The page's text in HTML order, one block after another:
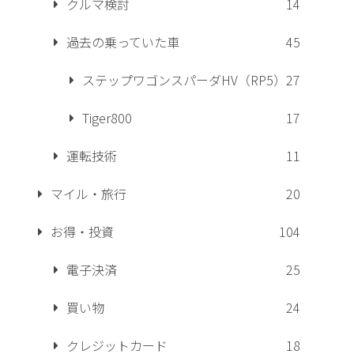
クルマ検討
14
過去の乗っていた車
45
ステップワゴンスパーダHV（RP5） 27
Tiger800
17
運転技術
11
マイル・旅行
20
お得・投資
104
電子決済
25
買い物
24
クレジットカード
18